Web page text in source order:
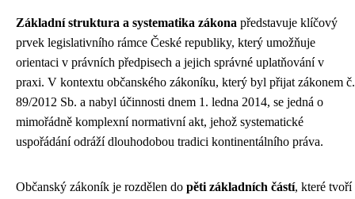
Základní struktura a systematika zákona představuje klíčový
prvek legislativního rámce České republiky, který umožňuje
orientaci v právních předpisech a jejich správné uplatňování v
praxi. V kontextu občanského zákoníku, který byl přijat zákonem č.
89/2012 Sb. a nabyl účinnosti dnem 1. ledna 2014, se jedná o
mimořádně komplexní normativní akt, jehož systematické
uspořádání odráží dlouhodobou tradici kontinentálního práva.
Občanský zákoník je rozdělen do pěti základních částí, které tvoří